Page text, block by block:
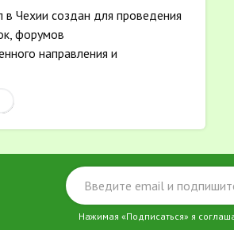
в Чехии создан для проведения
форумов
направления и
Нажимая «Подписаться» я